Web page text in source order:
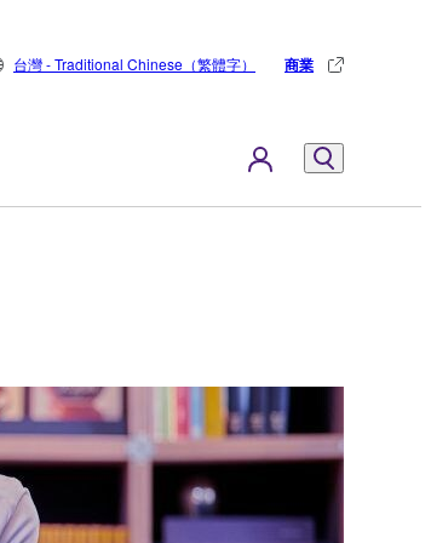
台灣 - Traditional Chinese（繁體字） 商業